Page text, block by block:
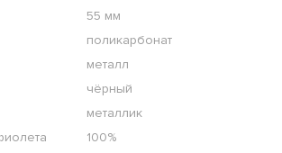
55 мм
поликарбонат
металл
чёрный
металлик
100%